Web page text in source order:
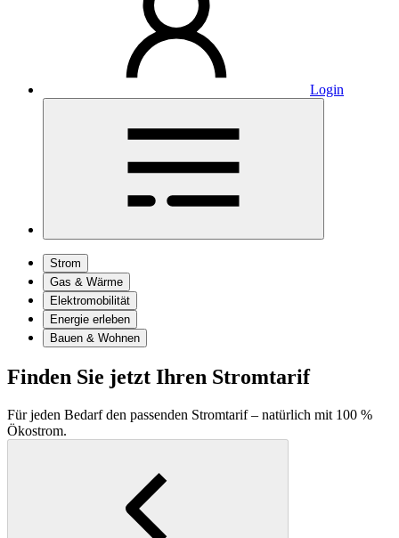
Login
Strom
Gas & Wärme
Elektromobilität
Energie erleben
Bauen & Wohnen
Finden Sie jetzt Ihren Stromtarif
Für jeden Bedarf den passenden Stromtarif – natürlich mit 100 %
Ökostrom.